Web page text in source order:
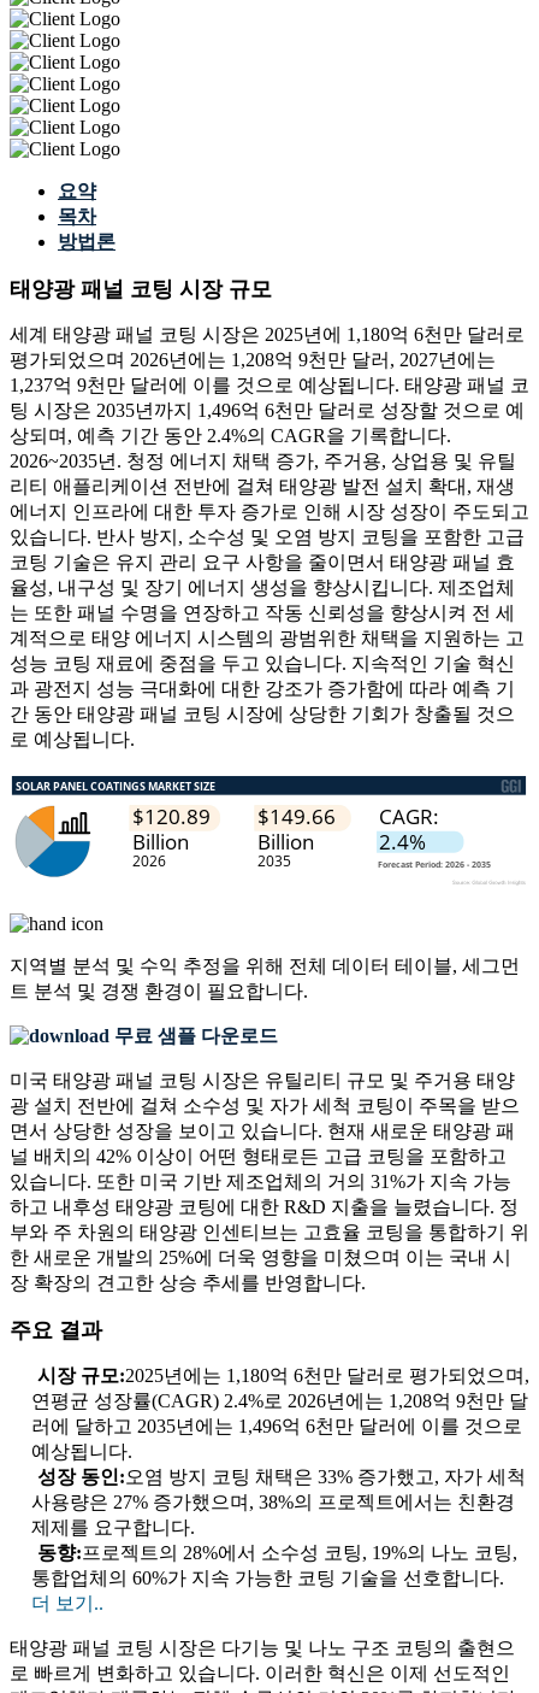
요약
목차
방법론
태양광 패널 코팅 시장 규모
세계 태양광 패널 코팅 시장은 2025년에 1,180억 6천만 달러로
평가되었으며 2026년에는 1,208억 9천만 달러, 2027년에는
1,237억 9천만 달러에 이를 것으로 예상됩니다. 태양광 패널 코
팅 시장은 2035년까지 1,496억 6천만 달러로 성장할 것으로 예
상되며, 예측 기간 동안 2.4%의 CAGR을 기록합니다.
2026~2035년. 청정 에너지 채택 증가, 주거용, 상업용 및 유틸
리티 애플리케이션 전반에 걸쳐 태양광 발전 설치 확대, 재생
에너지 인프라에 대한 투자 증가로 인해 시장 성장이 주도되고
있습니다. 반사 방지, 소수성 및 오염 방지 코팅을 포함한 고급
코팅 기술은 유지 관리 요구 사항을 줄이면서 태양광 패널 효
율성, 내구성 및 장기 에너지 생성을 향상시킵니다. 제조업체
는 또한 패널 수명을 연장하고 작동 신뢰성을 향상시켜 전 세
계적으로 태양 에너지 시스템의 광범위한 채택을 지원하는 고
성능 코팅 재료에 중점을 두고 있습니다. 지속적인 기술 혁신
과 광전지 성능 극대화에 대한 강조가 증가함에 따라 예측 기
간 동안 태양광 패널 코팅 시장에 상당한 기회가 창출될 것으
로 예상됩니다.
지역별 분석 및 수익 추정을 위해 전체 데이터 테이블, 세그먼
트 분석 및 경쟁 환경이 필요합니다.
무료 샘플 다운로드
미국 태양광 패널 코팅 시장은 유틸리티 규모 및 주거용 태양
광 설치 전반에 걸쳐 소수성 및 자가 세척 코팅이 주목을 받으
면서 상당한 성장을 보이고 있습니다. 현재 새로운 태양광 패
널 배치의 42% 이상이 어떤 형태로든 고급 코팅을 포함하고
있습니다. 또한 미국 기반 제조업체의 거의 31%가 지속 가능
하고 내후성 태양광 코팅에 대한 R&D 지출을 늘렸습니다. 정
부와 주 차원의 태양광 인센티브는 고효율 코팅을 통합하기 위
한 새로운 개발의 25%에 더욱 영향을 미쳤으며 이는 국내 시
장 확장의 견고한 상승 추세를 반영합니다.
주요 결과
시장 규모:2025년에는 1,180억 6천만 달러로 평가되었으며,
연평균 성장률(CAGR) 2.4%로 2026년에는 1,208억 9천만 달
러에 달하고 2035년에는 1,496억 6천만 달러에 이를 것으로
예상됩니다.
성장 동인:오염 방지 코팅 채택은 33% 증가했고, 자가 세척
사용량은 27% 증가했으며, 38%의 프로젝트에서는 친환경
제제를 요구합니다.
동향:프로젝트의 28%에서 소수성 코팅, 19%의 나노 코팅,
통합업체의 60%가 지속 가능한 코팅 기술을 선호합니다.
더 보기..
태양광 패널 코팅 시장은 다기능 및 나노 구조 코팅의 출현으
로 빠르게 변화하고 있습니다. 이러한 혁신은 이제 선도적인